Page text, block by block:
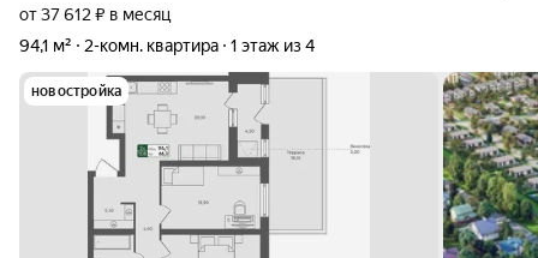
от 37 612 ₽ в месяц
94,1 м²
2-комн. квартира 1 этаж из 4
новостройка